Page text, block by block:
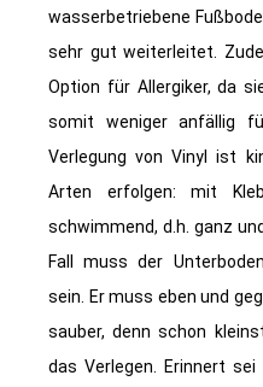
wasserbetriebene
sehr gut weiterleitet.
Option für Allergiker, da
somit weniger anfällig
Verlegung von Vinyl ist
Arten erfolgen: mit
schwimmend, d.h. ganz
Fall muss der
sein. Er muss eben und
sauber, denn schon
das Verlegen. Erinnert